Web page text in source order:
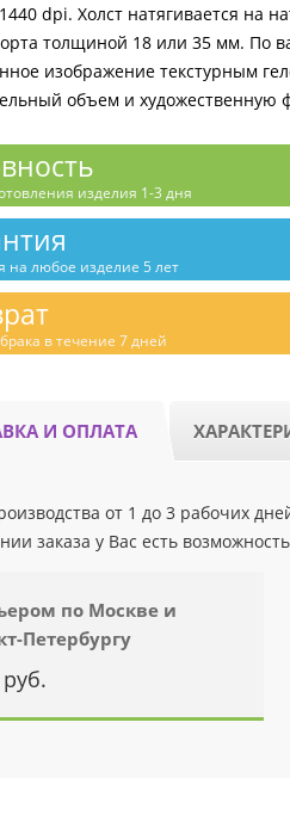
dpi. Холст натягивается на
толщиной 18 или 35 мм. По
изображение текстурным
объем и художественную
изделия 1-3 дня
на любое изделие 5 лет
в течение 7 дней
И ОПЛАТА
от 1 до 3 рабочих
заказа у Вас есть
по Москве и
Петербургу